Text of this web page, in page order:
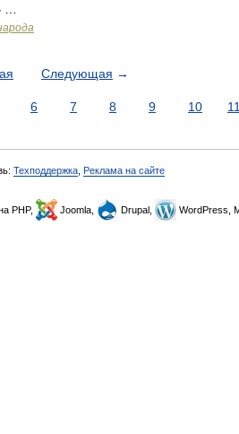
Следующая →
6 7 8 9 10 11
Техподдержка Реклама на сайте
PHP, Joomla, Drupal, WordPress,